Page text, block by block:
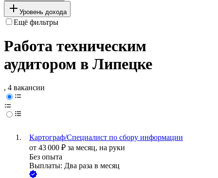
Уровень дохода
Ещё фильтры
Работа техническим
аудитором в Липецке
, 4 вакансии
Картограф/Специалист по сбору информации
от 43 000 ₽ за месяц, на руки
Без опыта
Выплаты: Два раза в месяц